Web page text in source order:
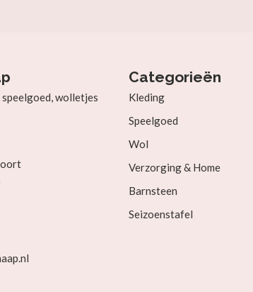
wolletjes
Categorieën
Kleding
Speelgoed
Wol
Verzorging & Home
Barnsteen
Seizoenstafel